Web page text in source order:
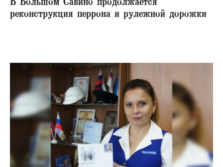
реконструкция перрона и рулежной дорожки